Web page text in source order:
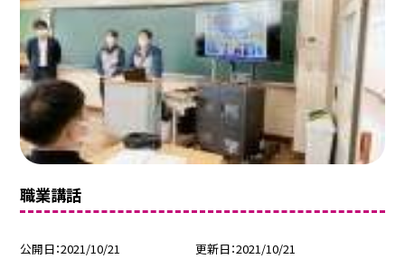
職業講話
公開日 2021/10/21 更新日 2021/10/21